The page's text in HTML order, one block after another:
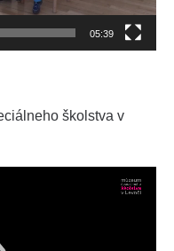
05:39
školstva v